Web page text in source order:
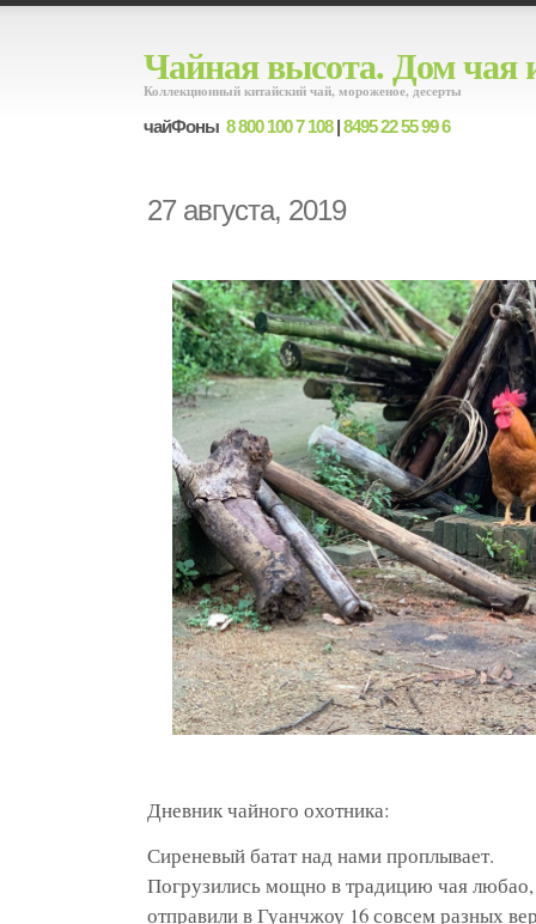
Чайная высота. Дом чая
Коллекционный китайский чай, мороженое, десерты
чайФоны 8 800 100 7 108|8495 22 55 99 6
27 августа, 2019
Дневник чайного охотника:
Сиреневый батат над нами проплывает.
Погрузились мощно в традицию чая любао,
отправили в Гуанчжоу 16 совсем разных